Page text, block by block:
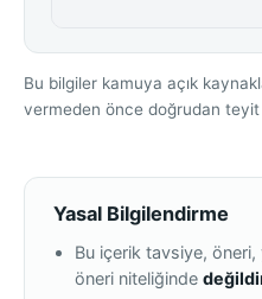
Bu bilgiler kamuya açık
vermeden önce doğrudan teyit
Yasal Bilgilendirme
Bu içerik tavsiye,
öneri niteliğinde